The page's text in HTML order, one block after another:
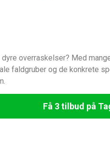
overraskelser? Med
faldgruber og de konkrete
Få 3 tilbud på